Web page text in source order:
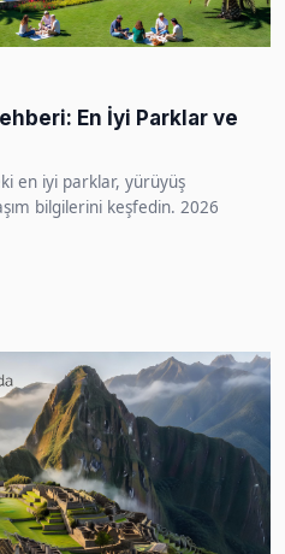
En İyi Parklar ve
en iyi parklar, yürüyüş
bilgilerini keşfedin. 2026